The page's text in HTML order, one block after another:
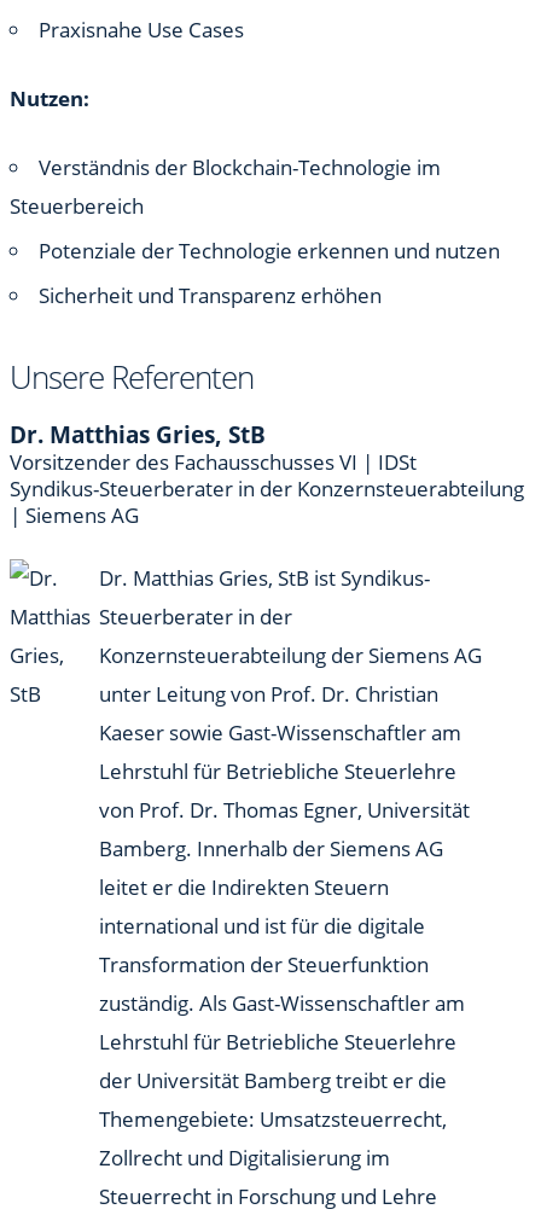
Praxisnahe Use Cases
Nutzen:
Verständnis der Blockchain-Technologie im
Steuerbereich
Potenziale der Technologie erkennen und nutzen
Sicherheit und Transparenz erhöhen
Unsere Referenten
Dr. Matthias Gries, StB
Vorsitzender des Fachausschusses VI | IDSt
Syndikus-Steuerberater in der Konzernsteuerabteilung
| Siemens AG
Dr. Matthias Gries,StB ist Syndikus-
Steuerberater in der
Konzernsteuerabteilung der Siemens AG
unter Leitung von Prof. Dr. Christian
Kaeser sowie Gast-Wissenschaftler am
Lehrstuhl für Betriebliche Steuerlehre
von Prof. Dr. Thomas Egner, Universität
Bamberg. Innerhalb der Siemens AG
leitet er die Indirekten Steuern
international und ist für die digitale
Transformation der Steuerfunktion
zuständig. Als Gast-Wissenschaftler am
Lehrstuhl für Betriebliche Steuerlehre
der Universität Bamberg treibt er die
Themengebiete: Umsatzsteuerrecht,
Zollrecht und Digitalisierung im
Steuerrecht in Forschung und Lehre